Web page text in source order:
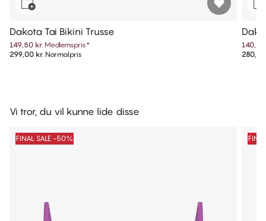
Dakota Tai Bikini Trusse
149,50 kr. Medlemspris*
299,00 kr. Normalpris
Vi tror, du vil kunne lide disse
FINAL SALE -50%